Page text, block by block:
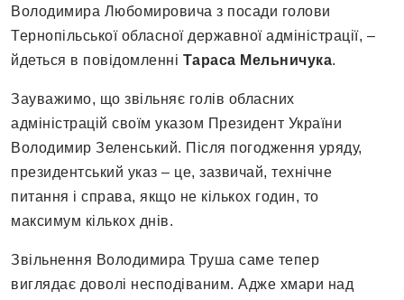
Володимира Любомировича з посади голови
Тернопільської обласної державної адміністрації, –
йдеться в повідомленні Тараса Мельничука.
Зауважимо, що звільняє голів обласних
адміністрацій своїм указом Президент України
Володимир Зеленський. Після погодження уряду,
президентський указ – це, зазвичай, технічне
питання і справа, якщо не кількох годин, то
максимум кількох днів.
Звільнення Володимира Труша саме тепер
виглядає доволі несподіваним. Адже хмари над